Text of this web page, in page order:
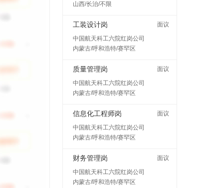
山西/长治/不限
工装设计岗
面议
中国航天科工六院红岗公司
内蒙古/呼和浩特/赛罕区
质量管理岗
面议
中国航天科工六院红岗公司
内蒙古/呼和浩特/赛罕区
信息化工程师岗
面议
中国航天科工六院红岗公司
内蒙古/呼和浩特/赛罕区
财务管理岗
面议
中国航天科工六院红岗公司
内蒙古/呼和浩特/赛罕区